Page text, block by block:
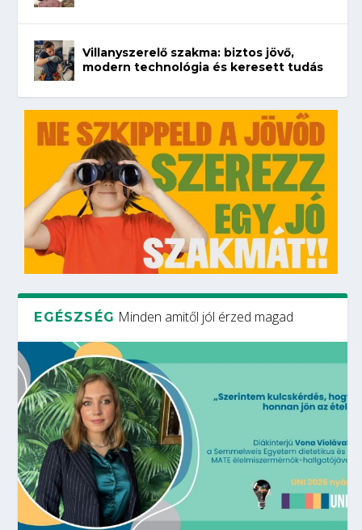
Villanyszerelő szakma: biztos jövő,
modern technológia és keresett tudás
EGÉSZSÉG Minden amitől jól érzed magad